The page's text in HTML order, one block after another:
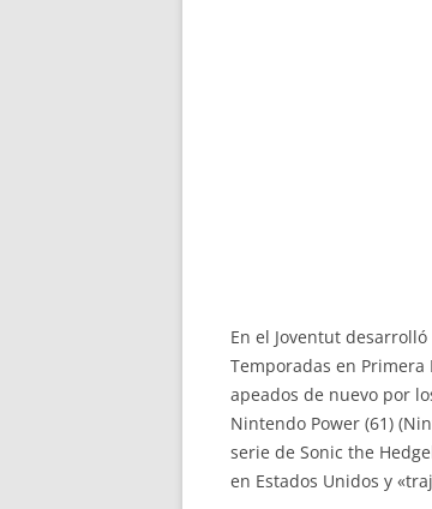
En el Joventut
Temporadas en Primera
apeados de nuevo por
Nintendo Power (61)
serie de Sonic the
en Estados Unidos y